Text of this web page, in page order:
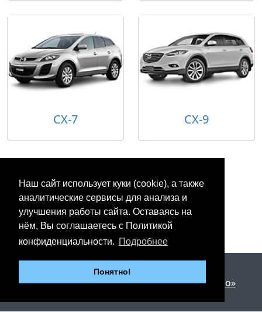
Наш сайт использует куки (cookie), а также
аналитические сервисы для анализа и
улучшения работы сайта. Оставаясь на
нём, Вы соглашаетесь с Политикой
конфиденциальности. Подробнее
Понятно!
CX-7 CX-9
2012 - 2026 © «Юнипартс»
Дизайн и разработка —Арт студия «Милано»